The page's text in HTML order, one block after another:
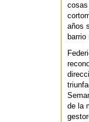
cosas
años
de la